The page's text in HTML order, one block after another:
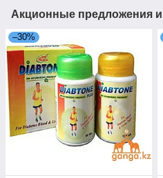
Акционные предложения
–30%